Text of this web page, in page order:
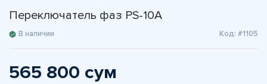
Переключатель фаз PS-10A
В наличии Код: #1105
565 800 сум